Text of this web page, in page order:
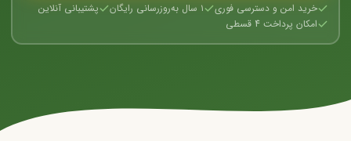
خرید امن و دسترسی فوری ۱ سال به‌روزرسانی رایگان
پشتیبانی آنلاین
امکان پرداخت 4 قسطی